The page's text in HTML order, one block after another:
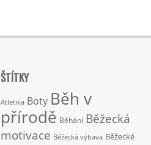
ŠTÍTKY
Atletika Boty Běh v
přírodě Běhání Běžecká
motivace Běžecká výbava Běžecké